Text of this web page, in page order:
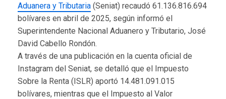
Aduanera y Tributaria (Seniat) recaudó 61.136.816.694
bolívares en abril de 2025, según informó el
Superintendente Nacional Aduanero y Tributario, José
David Cabello Rondón.
A través de una publicación en la cuenta oficial de
Instagram del Seniat, se detalló que el Impuesto
Sobre la Renta (ISLR) aportó 14.481.091.015
bolívares, mientras que el Impuesto al Valor